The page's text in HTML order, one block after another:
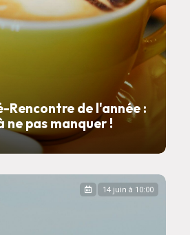
Rencontre de l'année :
ne pas manquer !
14 juin à 10:00